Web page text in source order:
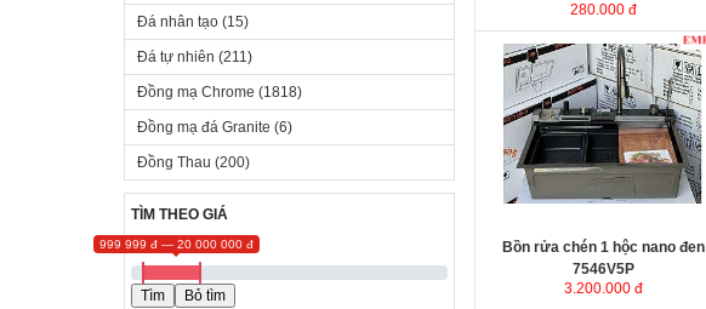
SMARTECH
(16)
SƠN HÀ(66)
TÂN Á ĐẠI THÀNH(202)
TRƯỜNG TUYỀN (18)
WEBER(14)
WINLAND(46)
Đá nhân tạo (15)
Đá tự nhiên (211)
Đồng mạ Chrome (1818)
Đồng mạ đá Granite (6)
Đồng Thau (200)
TÌM THEO GIÁ
999 999 đ — 20 000 000 đ
280.000 đ
Bồn rửa chén 1 hộc nano đen
7546V5P
Bồn rửa chén 1 hộc nano đen
7546V5P
3.200.000 đ